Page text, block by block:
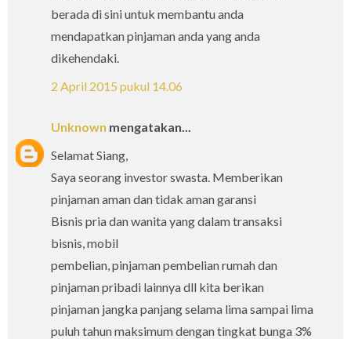
berada di sini untuk membantu anda
mendapatkan pinjaman anda yang anda
dikehendaki.
2 April 2015 pukul 14.06
Unknown mengatakan...
Selamat Siang,
Saya seorang investor swasta. Memberikan
pinjaman aman dan tidak aman garansi
Bisnis pria dan wanita yang dalam transaksi
bisnis, mobil
pembelian, pinjaman pembelian rumah dan
pinjaman pribadi lainnya dll kita berikan
pinjaman jangka panjang selama lima sampai lima
puluh tahun maksimum dengan tingkat bunga 3%